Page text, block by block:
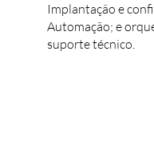
Implantação e
Automação; e
suporte técnico.